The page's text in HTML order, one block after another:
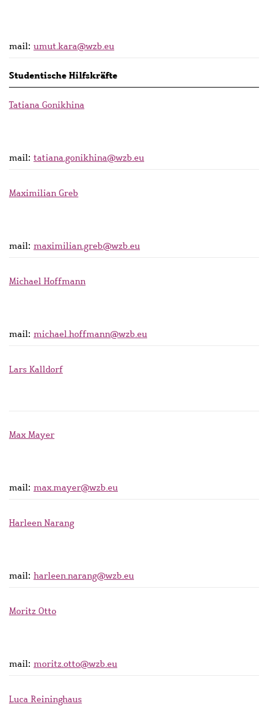
mail: umut.kara@wzb.eu
Studentische Hilfskräfte
Tatiana Gonikhina
mail: tatiana.gonikhina@wzb.eu
Maximilian Greb
mail: maximilian.greb@wzb.eu
Michael Hoffmann
mail: michael.hoffmann@wzb.eu
Lars Kalldorf
Max Mayer
mail: max.mayer@wzb.eu
Harleen Narang
mail: harleen.narang@wzb.eu
Moritz Otto
mail: moritz.otto@wzb.eu
Luca Reininghaus